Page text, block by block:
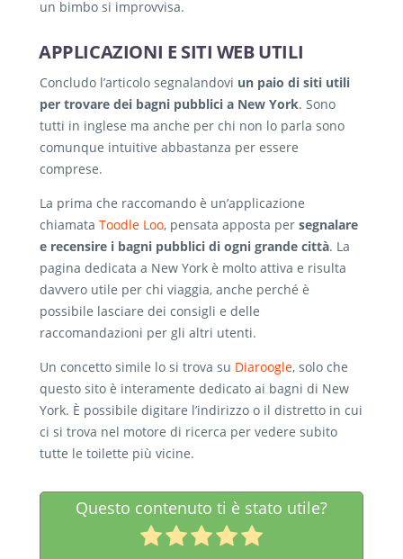
un bimbo si improvvisa.
APPLICAZIONI E SITI WEB UTILI
Concludo l’articolo segnalandovi un paio di siti utili
per trovare dei bagni pubblici a New York. Sono
tutti in inglese ma anche per chi non lo parla sono
comunque intuitive abbastanza per essere
comprese.
La prima che raccomando è un’applicazione
chiamata Toodle Loo, pensata apposta per segnalare
e recensire i bagni pubblici di ogni grande città. La
pagina dedicata a New York è molto attiva e risulta
davvero utile per chi viaggia, anche perché è
possibile lasciare dei consigli e delle
raccomandazioni per gli altri utenti.
Un concetto simile lo si trova su Diaroogle, solo che
questo sito è interamente dedicato ai bagni di New
York. È possibile digitare l’indirizzo o il distretto in cui
ci si trova nel motore di ricerca per vedere subito
tutte le toilette più vicine.
Questo contenuto ti è stato utile?